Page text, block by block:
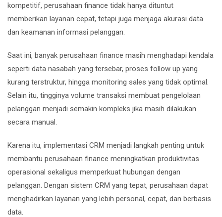
kompetitif, perusahaan finance tidak hanya dituntut
memberikan layanan cepat, tetapi juga menjaga akurasi data
dan keamanan informasi pelanggan.
Saat ini, banyak perusahaan finance masih menghadapi kendala
seperti data nasabah yang tersebar, proses follow up yang
kurang terstruktur, hingga monitoring sales yang tidak optimal.
Selain itu, tingginya volume transaksi membuat pengelolaan
pelanggan menjadi semakin kompleks jika masih dilakukan
secara manual.
Karena itu, implementasi CRM menjadi langkah penting untuk
membantu perusahaan finance meningkatkan produktivitas
operasional sekaligus memperkuat hubungan dengan
pelanggan. Dengan sistem CRM yang tepat, perusahaan dapat
menghadirkan layanan yang lebih personal, cepat, dan berbasis
data.